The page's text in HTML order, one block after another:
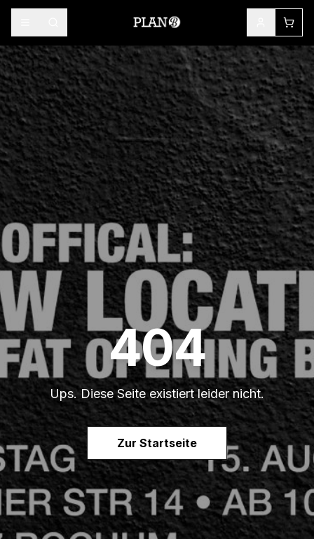
404
Ups. Diese Seite existiert leider nicht.
Zur Startseite